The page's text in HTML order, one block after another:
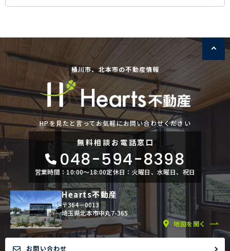
桶川市、北本市の不動産情報
HPを見たと言ってお気軽にお問い合わせください
無料相談お電話窓口
048-594-8398
営業時間：10:00〜18:00定休日：火曜日、水曜日、祝日
Hearts不動産
〒364－0013
埼玉県北本市中丸7-365
地図を開く
お問い合わせ